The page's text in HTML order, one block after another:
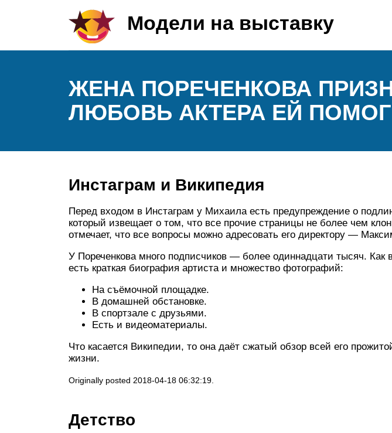
Модели на выставку
ЖЕНА ПОРЕЧЕНКОВА
ЛЮБОВЬ АКТЕРА ЕЙ
Инстаграм и Википедия
Перед входом в Инстаграм у Михаила есть предупреждение о
который извещает о том, что все прочие страницы не более чем
отмечает, что все вопросы можно адресовать его директору —
У Пореченкова много подписчиков — более одиннадцати тысяч. Как
есть краткая биография артиста и множество фотографий:
На съёмочной площадке.
В домашней обстановке.
В спортзале с друзьями.
Есть и видеоматериалы.
Что касается Википедии, то она даёт сжатый обзор всей его
жизни.
Originally posted 2018-04-18 06:32:19.
Детство